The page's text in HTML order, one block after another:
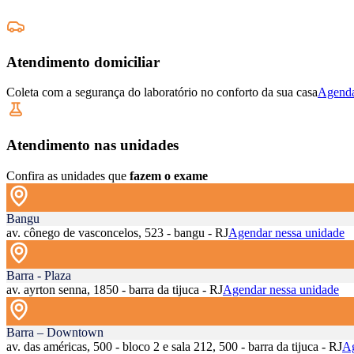
Atendimento domiciliar
Coleta com a segurança do laboratório no conforto da sua casa
Atendimento nas unidades
Confira as unidades que fazem o exame
Bangu
av. cônego de vasconcelos, 523 - bangu - RJAgendar nessa unidade
Barra - Plaza
av. ayrton senna, 1850 - barra da tijuca - RJAgendar nessa unidade
Barra – Downtown
av. das américas, 500 - bloco 2 e sala 212, 500 - barra da tijuca - RJ